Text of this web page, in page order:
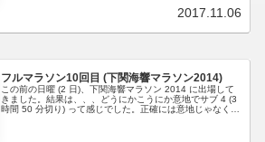
2017.11.06
フルマラソン10回目 (下関海響マラソン2014)
この前の日曜 (2 日)、下関海響マラソン 2014 に出場して
きました。結果は、、、どうにかこうにか意地でサブ 4 (3
時間 50 分切り) って感じでした。正確には意地じゃなくて